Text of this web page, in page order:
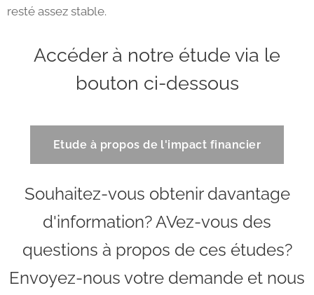
resté assez stable.
Accéder à notre étude via le
bouton ci-dessous
Etude à propos de l'impact financier
Souhaitez-vous obtenir davantage
d'information? AVez-vous des
questions à propos de ces études?
Envoyez-nous votre demande et nous